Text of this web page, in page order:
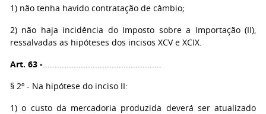
1) não tenha havido contratação de câmbio;
2) não haja incidência do Imposto sobre a Importação (II),
ressalvadas as hipóteses dos incisos XCV e XCIX.
Art. 63 -..................................................
§ 2º - Na hipótese do inciso II:
1) o custo da mercadoria produzida deverá ser atualizado